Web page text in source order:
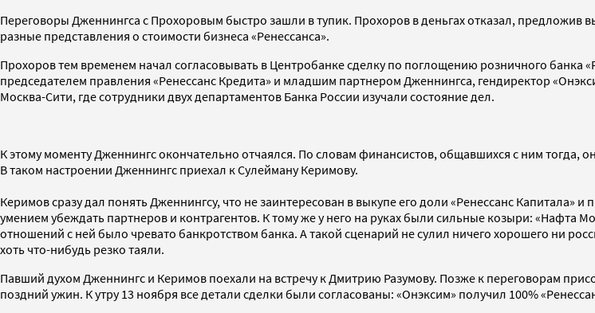
Переговоры Дженнингса с Прохоровым быстро зашли в тупик. Прохоров в деньгах отказал,
разные представления о стоимости бизнеса «Ренессанса».
Прохоров тем временем начал согласовывать в Центробанке сделку по поглощению розничного банка
председателем правления «Ренессанс Кредита» и младшим партнером Дженнингса, гендиректор
Москва-Сити, где сотрудники двух департаментов Банка России изучали состояние дел.
К этому моменту Дженнингс окончательно отчаялся. По словам финансистов, общавшихся с ним тогда,
В таком настроении Дженнингс приехал к Сулейману Керимову.
Керимов сразу дал понять Дженнингсу, что не заинтересован в выкупе его доли «Ренессанс
умением убеждать партнеров и контрагентов. К тому же у него на руках были сильные козыри: «Нафта
отношений с ней было чревато банкротством банка. А такой сценарий не сулил ничего хорошего ни
хоть что-нибудь резко таяли.
Павший духом Дженнингс и Керимов поехали на встречу к Дмитрию Разумову. Позже к переговорам
поздний ужин. К утру 13 ноября все детали сделки были согласованы: «Онэксим» получил 100%